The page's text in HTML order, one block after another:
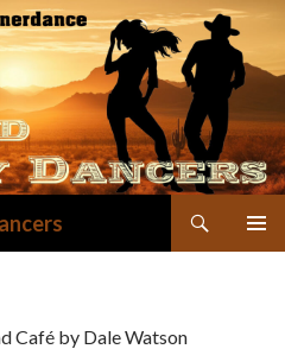
Café by Dale Watson